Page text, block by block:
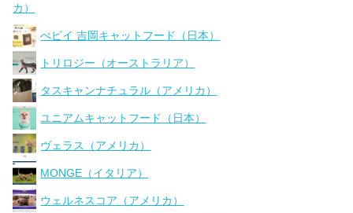
カ）
ぺピイ 吉岡キャットフード（日本）
トリロジー（オーストラリア）
タスキャンナチュラル（アメリカ）
ユニアムキャットフード（日本）
ヴェラス（アメリカ）
MONGE（イタリア）
ウェルネスコア（アメリカ）